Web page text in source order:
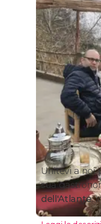
Unitevi a noi
sua
dell'Atlante.